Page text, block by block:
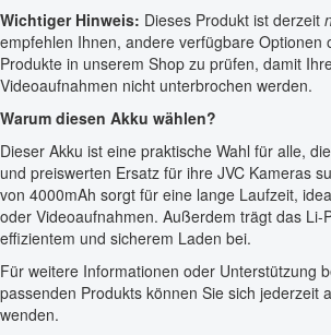
Wichtiger Hinweis: Dieses Produkt ist derzeit
empfehlen Ihnen, andere verfügbare Optionen
Produkte in unserem Shop zu prüfen, damit
Videoaufnahmen nicht unterbrochen werden.
Warum diesen Akku wählen?
Dieser Akku ist eine praktische Wahl für alle,
und preiswerten Ersatz für ihre JVC Kameras
von 4000mAh sorgt für eine lange Laufzeit,
oder Videoaufnahmen. Außerdem trägt das Li-
effizientem und sicherem Laden bei.
Für weitere Informationen oder Unterstützung
passenden Produkts können Sie sich jederzeit
wenden.